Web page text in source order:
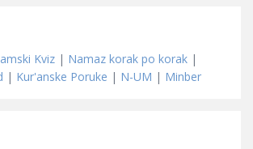
Kviz | Namaz korak po korak |
| Kur'anske Poruke | N-UM | Minber